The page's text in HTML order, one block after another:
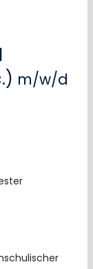
m/w/d